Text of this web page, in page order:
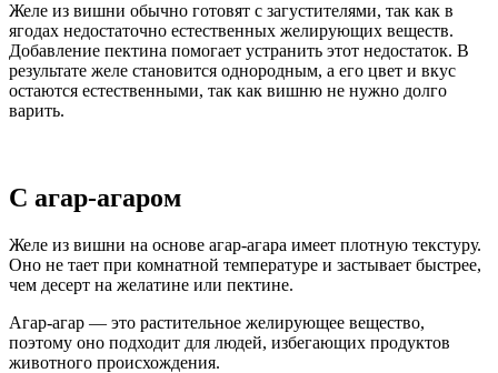
Желе из вишни обычно готовят с загустителями, так как в
ягодах недостаточно естественных желирующих веществ.
Добавление пектина помогает устранить этот недостаток. В
результате желе становится однородным, а его цвет и вкус
остаются естественными, так как вишню не нужно долго
варить.
С агар-агаром
Желе из вишни на основе агар-агара имеет плотную текстуру.
Оно не тает при комнатной температуре и застывает быстрее,
чем десерт на желатине или пектине.
Агар-агар — это растительное желирующее вещество,
поэтому оно подходит для людей, избегающих продуктов
животного происхождения.